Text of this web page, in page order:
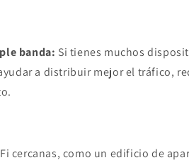
banda: Si tienes muchos
a distribuir mejor el tráfico,
cercanas, como un edificio de